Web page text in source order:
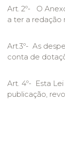
Art. 2º- O
a ter a redação
Art.3º- As
conta de
Art. 4º- Esta
publicação,